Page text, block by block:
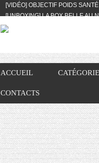
[VIDÉO] OBJECTIF POIDS
[UNBOXING] LA BOX BELLE AU
[VIDÉO] UNBOXING : LES MY
[VIDÉO] QUITOQUE #10 : MEAL
[VIDÉO] UNBOXING : LES MY
[VIDÉO] OBJECTIF POIDS SANTÉ
[VIDÉO] UNBOXING : LES MY
FÉVRIER ET MARS 2024 FEAT.
[VIDÉO] LA SÉLECTION DU
[VIDÉO] HELLOFRESH #34 :
ACCUEIL
CONTACTS